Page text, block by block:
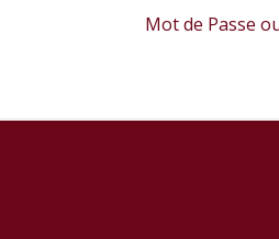
Mot de Passe